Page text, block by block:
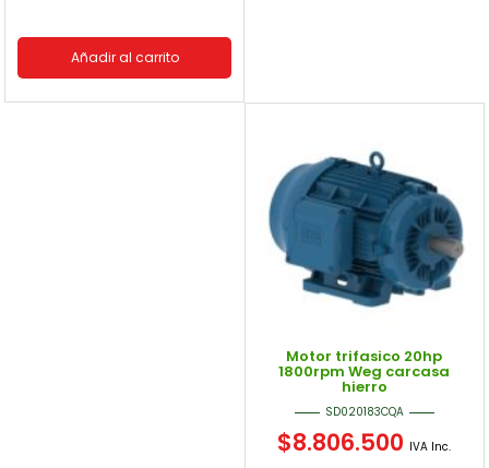
Añadir al carrito
Motor trifasico 20hp
1800rpm Weg carcasa
hierro
SD020183CQA
$8.806.500 IVA Inc.